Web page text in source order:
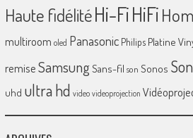
Haute fidélitéHi-FiHiFi
multiroom oled Panasonic Philips Platine
remiseSamsungSans-fil son Sonos
uhd ultra hd video videoprojection